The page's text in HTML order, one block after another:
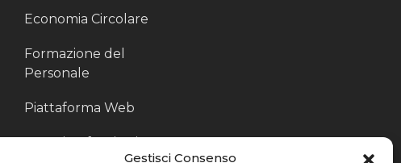
Gestisci Consenso
Economia Circolare
Formazione del
Personale
Piattaforma Web
Scouting fornitori